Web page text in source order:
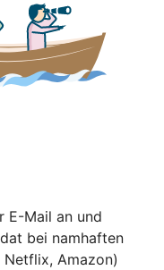
E-Mail an und
bei namhaften
Netflix, Amazon)